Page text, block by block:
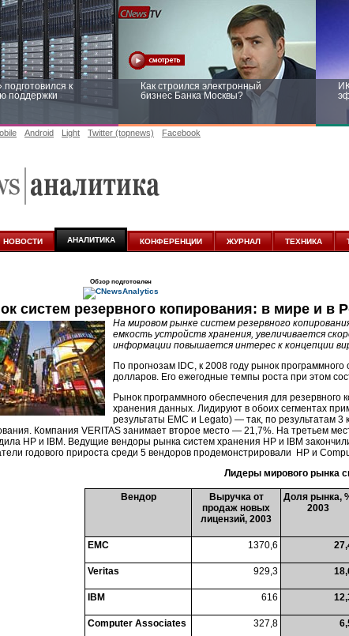
подготовился к
поддержки
Как строился электронный
бизнес Банка Москвы?
Android Light Twitter (topnews) Facebook
НОВОСТИ АНАЛИТИКА КОНФЕРЕНЦИИ ЖУРНАЛ ТЕХНИКА
Обзор подготовлен
систем резервного копирования: в мире и в
На мировом рынке систем резервного
емкость устройств хранения, увеличивается
информации повышается интерес к концепции
По прогнозам IDC, к 2008 году рынок
долларов. Его ежегодные темпы роста при этом
Рынок программного обеспечения для резервного
хранения данных. Лидируют в обоих сегментах
результаты EMC и Legato) — так, по результатам
Компания VERITAS занимает второе место — 21,7%. На третьем
HP и IBM. Ведущие вендоры рынка систем хранения HP и IBM
годового прироста среди 5 вендоров продемонстрировали HP и
Лидеры мирового рынка
Вендор
Выручка от
продаж новых
лицензий, 2003
Доля рынка,
2003
EMC 1370,6
Veritas 929,3
IBM 616
Computer Associates 327,8